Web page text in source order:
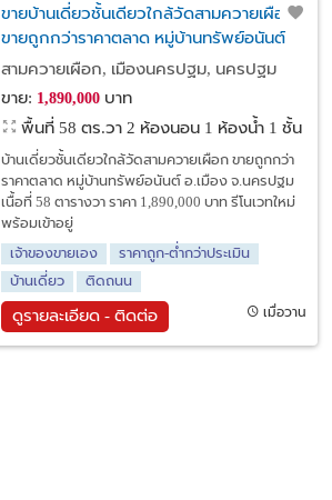
ขายบ้านเดี่ยวชั้นเดียวใกล้วัดสามควายเผือก
ขายถูกกว่าราคาตลาด หมู่บ้านทรัพย์อนันต์
อ.เมือง จ.นครปฐม
สามควายเผือก, เมืองนครปฐม, นครปฐม
ขาย: 1,890,000บาท
พื้นที่ 58 ตร.วา 2 ห้องนอน 1 ห้องน้ำ 1 ชั้น
บ้านเดี่ยวชั้นเดียวใกล้วัดสามควายเผือก ขายถูกกว่า
ราคาตลาด หมู่บ้านทรัพย์อนันต์ อ.เมือง จ.นครปฐม
เนื้อที่ 58 ตารางวา ราคา 1,890,000 บาท รีโนเวทใหม่
พร้อมเข้าอยู่
เจ้าของขายเอง
ราคาถูก-ต่ำกว่าประเมิน
บ้านเดี่ยว
ติดถนน
ดูรายละเอียด - ติดต่อ เมื่อวาน